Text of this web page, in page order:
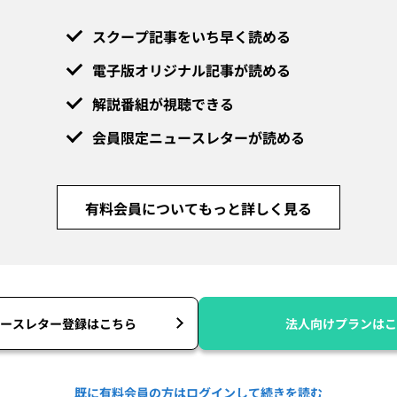
スクープ記事をいち早く読める
電子版オリジナル記事が読める
解説番組が視聴できる
会員限定ニュースレターが読める
有料会員についてもっと詳しく見る
スレター登録はこちら 法人向けプランは
既に有料会員の方はログインして続きを読む